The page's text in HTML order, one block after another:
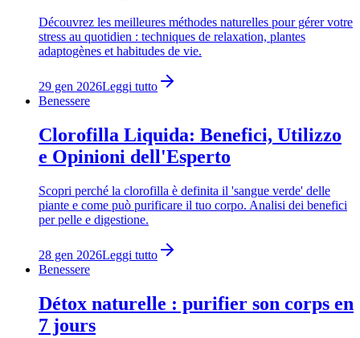
Découvrez les meilleures méthodes naturelles pour gérer votre
stress au quotidien : techniques de relaxation, plantes
adaptogènes et habitudes de vie.
29 gen 2026Leggi tutto
Benessere
Clorofilla Liquida: Benefici, Utilizzo
e Opinioni dell'Esperto
Scopri perché la clorofilla è definita il 'sangue verde' delle
piante e come può purificare il tuo corpo. Analisi dei benefici
per pelle e digestione.
28 gen 2026Leggi tutto
Benessere
Détox naturelle : purifier son corps en
7 jours